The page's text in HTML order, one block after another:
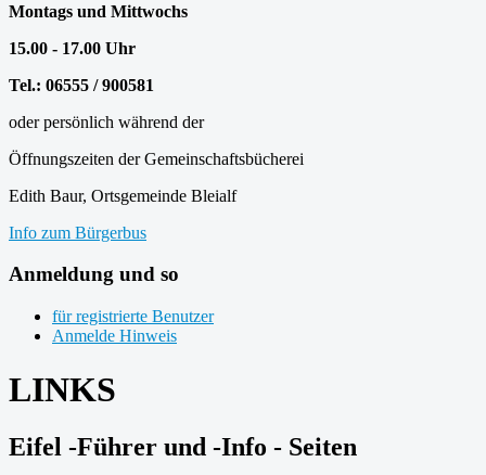
Montags und Mittwochs
15.00 - 17.00 Uhr
Tel.: 06555 / 900581
oder persönlich während der
Öffnungszeiten der Gemeinschaftsbücherei
Edith Baur, Ortsgemeinde Bleialf
Info zum Bürgerbus
Anmeldung und so
für registrierte Benutzer
Anmelde Hinweis
LINKS
Eifel -Führer und -Info - Seiten